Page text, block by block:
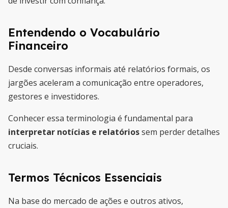
Entendendo o Vocabulário
Financeiro
Desde conversas informais até relatórios formais, os
jargões aceleram a comunicação entre operadores,
gestores e investidores.
Conhecer essa terminologia é fundamental para
interpretar notícias e relatóriossem perder detalhes
cruciais.
Termos Técnicos Essenciais
Na base do mercado de ações e outros ativos,